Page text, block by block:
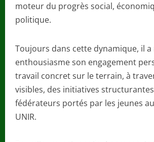
moteur du progrès social,
politique.
Toujours dans cette dynamique, il
enthousiasme son engagement
travail concret sur le terrain, à
visibles, des initiatives
fédérateurs portés par les jeunes
UNIR.